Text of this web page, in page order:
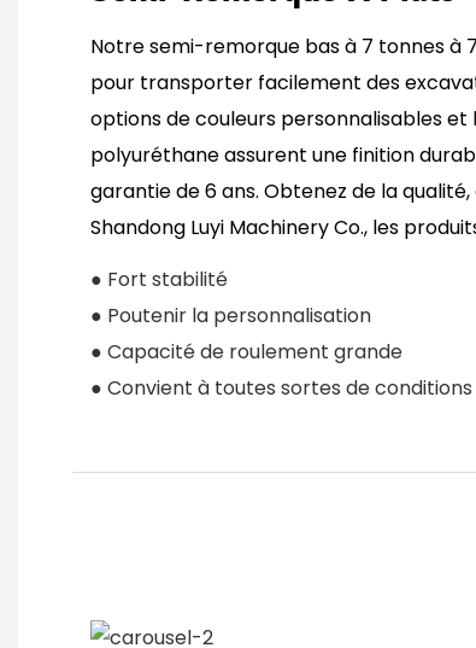
Notre semi-remorque bas à 7 tonnes à
pour transporter facilement des
options de couleurs personnalisables
polyuréthane assurent une finition
garantie de 6 ans. Obtenez de la
Shandong Luyi Machinery Co., les
● Fort stabilité
● Poutenir la personnalisation
● Capacité de roulement grande
● Convient à toutes sortes de